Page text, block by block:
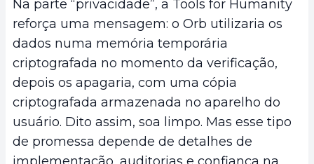
Na parte “privacidade”, a Tools for Humanity
reforça uma mensagem: o Orb utilizaria os
dados numa memória temporária
criptografada no momento da verificação,
depois os apagaria, com uma cópia
criptografada armazenada no aparelho do
usuário. Dito assim, soa limpo. Mas esse tipo
de promessa depende de detalhes de